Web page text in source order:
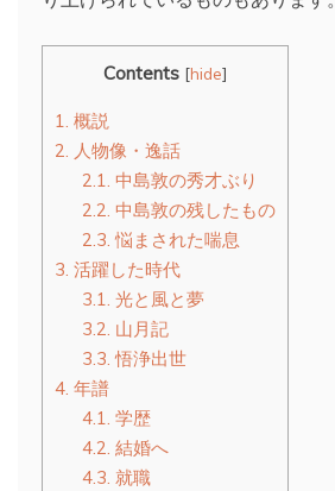
Contents [hide]
1. 概説
2. 人物像・逸話
2.1. 中島敦の秀才ぶり
2.2. 中島敦の残したもの
2.3. 悩まされた喘息
3. 活躍した時代
3.1. 光と風と夢
3.2. 山月記
3.3. 悟浄出世
4. 年譜
4.1. 学歴
4.2. 結婚へ
4.3. 就職